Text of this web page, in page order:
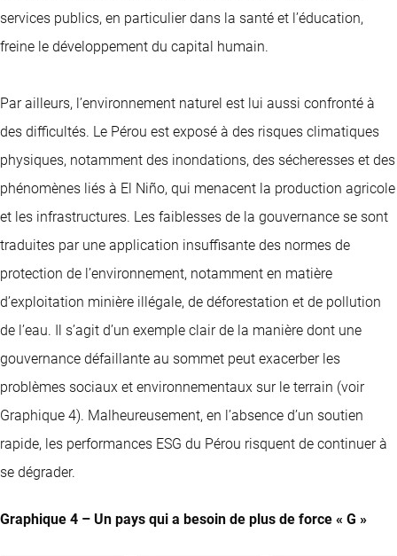
services publics, en particulier dans la santé et l’éducation,
freine le développement du capital humain.
Par ailleurs, l’environnement naturel est lui aussi confronté à
des difficultés. Le Pérou est exposé à des risques climatiques
physiques, notamment des inondations, des sécheresses et des
phénomènes liés à El Niño, qui menacent la production agricole
et les infrastructures. Les faiblesses de la gouvernance se sont
traduites par une application insuffisante des normes de
protection de l’environnement, notamment en matière
d’exploitation minière illégale, de déforestation et de pollution
de l’eau. Il s’agit d’un exemple clair de la manière dont une
gouvernance défaillante au sommet peut exacerber les
problèmes sociaux et environnementaux sur le terrain (voir
Graphique 4). Malheureusement, en l’absence d’un soutien
rapide, les performances ESG du Pérou risquent de continuer à
se dégrader.
Graphique 4 – Un pays qui a besoin de plus de force « G »